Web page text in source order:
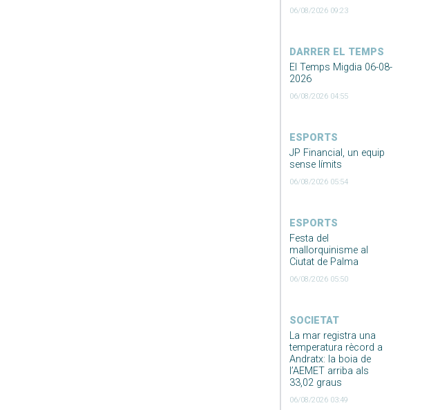
06/08/2026 09:23
DARRER EL TEMPS
El Temps Migdia 06-08-
2026
06/08/2026 04:55
ESPORTS
JP Financial, un equip
sense límits
06/08/2026 05:54
ESPORTS
Festa del
mallorquinisme al
Ciutat de Palma
06/08/2026 05:50
SOCIETAT
La mar registra una
temperatura rècord a
Andratx: la boia de
l’AEMET arriba als
33,02 graus
06/08/2026 03:49